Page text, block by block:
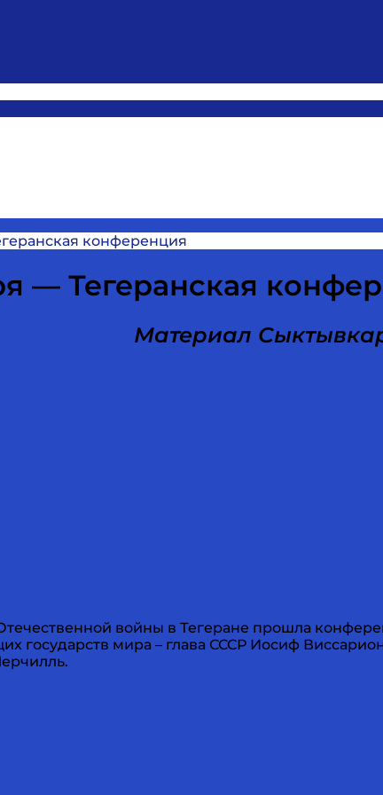
конференция
— Тегеранская
Материал
войны в Тегеране прошла
государств мира – глава СССР Иосиф